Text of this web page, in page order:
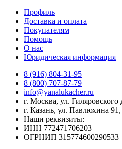
Профиль
Доставка и оплата
Покупателям
Помощь
О нас
Юридическая информация
8 (916) 804-31-95
8 (800) 707-87-79
info@yanalukacher.ru
г. Москва, ул. Гиляровского
г. Казань, ул. Павлюхина
Наши реквизиты:
ИНН 772471706203
ОГРНИП 315774600290533